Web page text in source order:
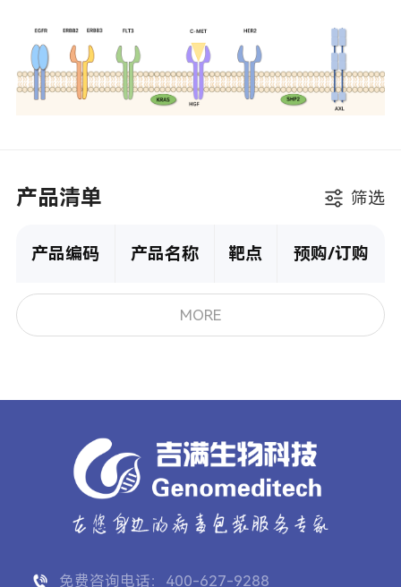
产品清单 筛选
产品编码 产品名称 靶点 预购/订购
MORE
免费咨询电话：400-627-9288